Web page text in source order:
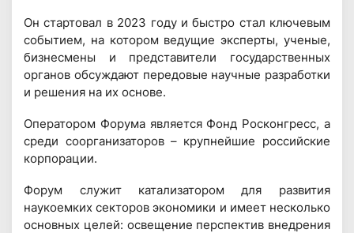
Он стартовал в 2023 году и быстро стал ключевым
событием, на котором ведущие эксперты, ученые,
бизнесмены и представители государственных
органов обсуждают передовые научные разработки
и решения на их основе.
Оператором Форума является Фонд Росконгресс, а
среди соорганизаторов – крупнейшие российские
корпорации.
Форум служит катализатором для развития
наукоемких секторов экономики и имеет несколько
основных целей: освещение перспектив внедрения